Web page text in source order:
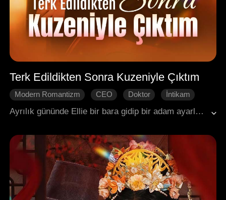
Terk Edildikten Sonra Kuzeniyle Çıktım
Modern Romantizm CEO Doktor
İntikam
Ayrılık gününde Ellie bir bara gidip bir adam ayarlamayı planladı. Ancak karşısına, eski sevgilisinin korktuğu tek kişi olan kuzeni, ulaşılmaz mirasçı Landon çıktı.